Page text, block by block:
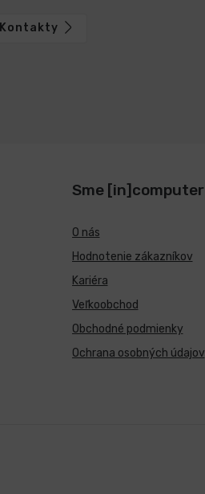
Kontakty
Sme [in]computer
O nás
Hodnotenie zákazníkov
Kariéra
Veľkoobchod
Obchodné podmienky
Ochrana osobných údajov